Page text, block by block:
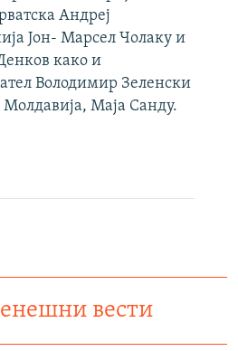
Андреј
Јон- Марсел Чолаку и
како и
Володимир Зеленски
Молдавија, Маја Санду.
вести